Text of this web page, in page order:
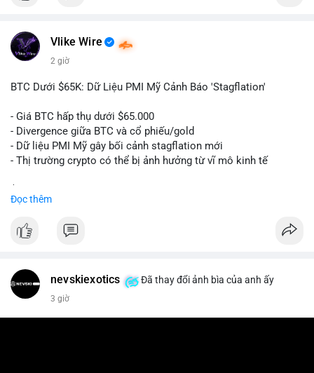
#vlikevn #titanbot
📰 Nguồn: Cointelegraph
Vlike Wire
2 giờ
BTC Dưới $65K: Dữ Liệu PMI Mỹ Cảnh Báo 'Stagflation'
- Giá BTC hấp thụ dưới $65.000
- Divergence giữa BTC và cổ phiếu/gold
- Dữ liệu PMI Mỹ gây bối cảnh stagflation mới
- Thị trường crypto có thể bị ảnh hưởng từ vĩ mô kinh tế
Đọc thêm
nevskiexotics Đã thay đổi ảnh bìa của anh ấy
3 giờ